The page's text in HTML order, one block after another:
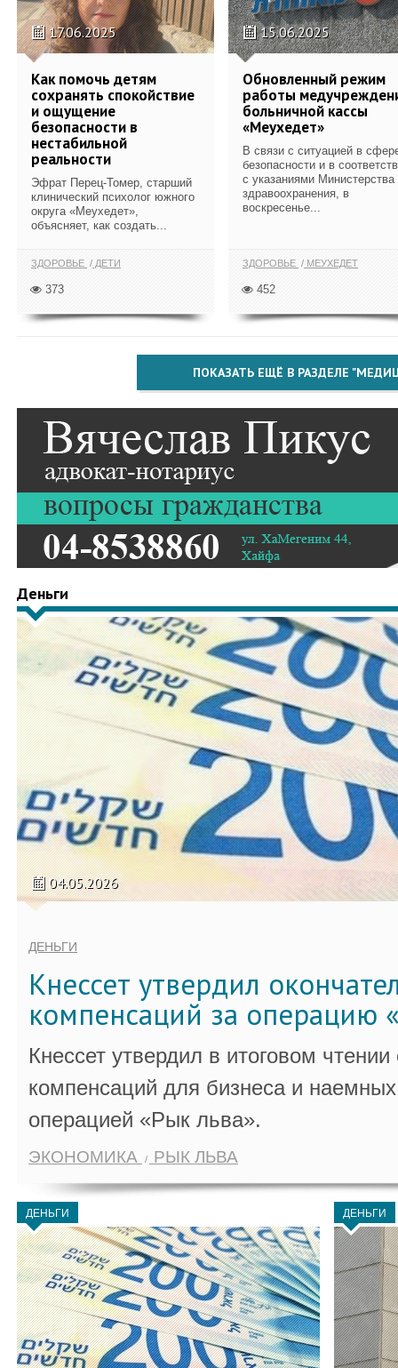
17.06.2025
Как помочь детям
сохранять спокойствие
и ощущение
безопасности в
нестабильной
реальности
Эфрат Перец-Томер, старший
клинический психолог южного
округа «Меухедет»,
объясняет, как создать...
ЗДОРОВЬЕ ДЕТИ
373
15.06.2025
Обновленный режим
работы
больничной кассы
«Меухедет»
В связи с ситуацией в
безопасности и в
с указаниями Министерства
здравоохранения, в
воскресенье...
ЗДОРОВЬЕ МЕУХЕДЕТ
452
ПОКАЗАТЬ ЕЩЁ В РАЗДЕЛЕ
Деньги
04.05.2026
ДЕНЬГИ
Кнессет утвердил
компенсаций за операцию
Кнессет утвердил в итоговом
компенсаций для бизнеса и
операцией «Рык льва».
ЭКОНОМИКА РЫК ЛЬВА
ДЕНЬГИ ДЕНЬГИ